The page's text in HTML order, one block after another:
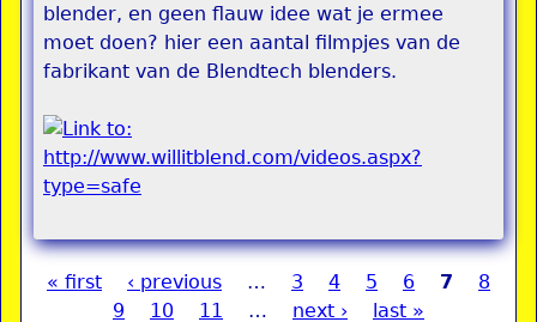
blender, en geen flauw idee wat je ermee
moet doen? hier een aantal filmpjes van de
fabrikant van de Blendtech blenders.
« first ‹ previous … 3 4 5 6 7
8
9
10 11 … next › last »